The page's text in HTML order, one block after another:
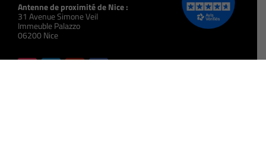
Antenne de proximité de Nice :
31 Avenue Simone Veil
Immeuble Palazzo
06200 Nice